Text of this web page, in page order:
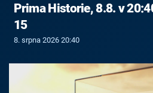
Prima Historie, 8.8. v
15
8. srpna 2026 20:40